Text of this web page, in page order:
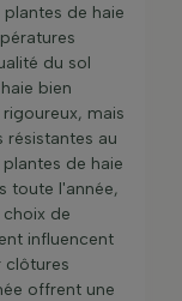
de haie
du sol
bien
mais
résistantes au
de haie
toute l'année,
de
influencent
clôtures
offrent une